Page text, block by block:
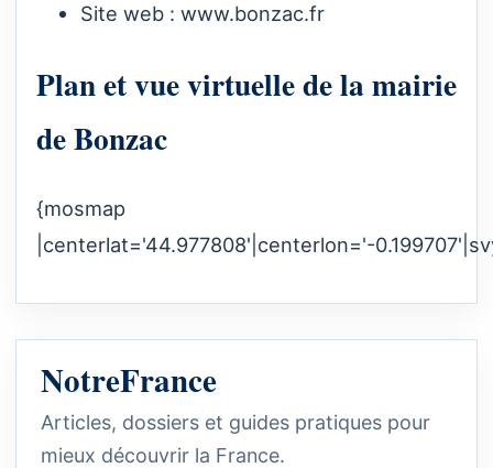
Site web : www.bonzac.fr
Plan et vue virtuelle de la mairie
de Bonzac
{mosmap
|centerlat='44.977808'|centerlon='-
NotreFrance
Articles, dossiers et guides pratiques pour
mieux découvrir la France.